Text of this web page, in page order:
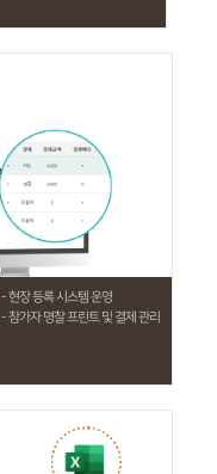
- 현장 등록 시스템 운영
- 참가자 명찰 프린트 및 결제 관리